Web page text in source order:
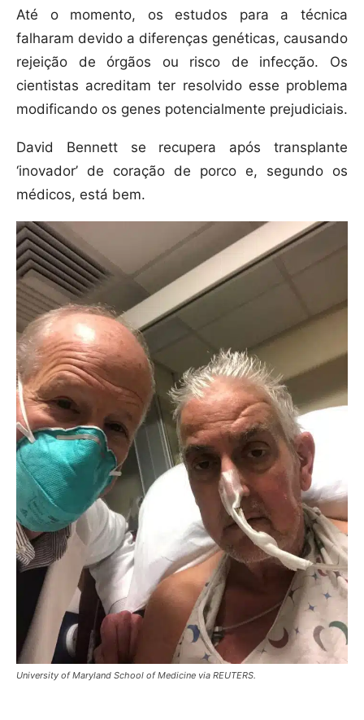
Até o momento, os estudos para a técnica
falharam devido a diferenças genéticas, causando
rejeição de órgãos ou risco de infecção. Os
cientistas acreditam ter resolvido esse problema
modificando os genes potencialmente prejudiciais.
David Bennett se recupera após transplante
‘inovador’ de coração de porco e, segundo os
médicos, está bem.
University of Maryland School of Medicine via REUTERS.